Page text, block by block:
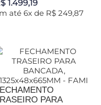
1.499,19
até 6x de R$ 249,87
PARA